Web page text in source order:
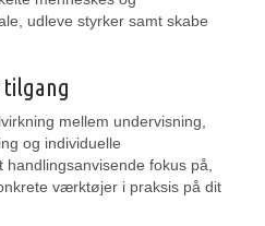
udleve styrker samt skabe
tilgang
mellem undervisning,
og individuelle
fokus på,
værktøjer i praksis på dit